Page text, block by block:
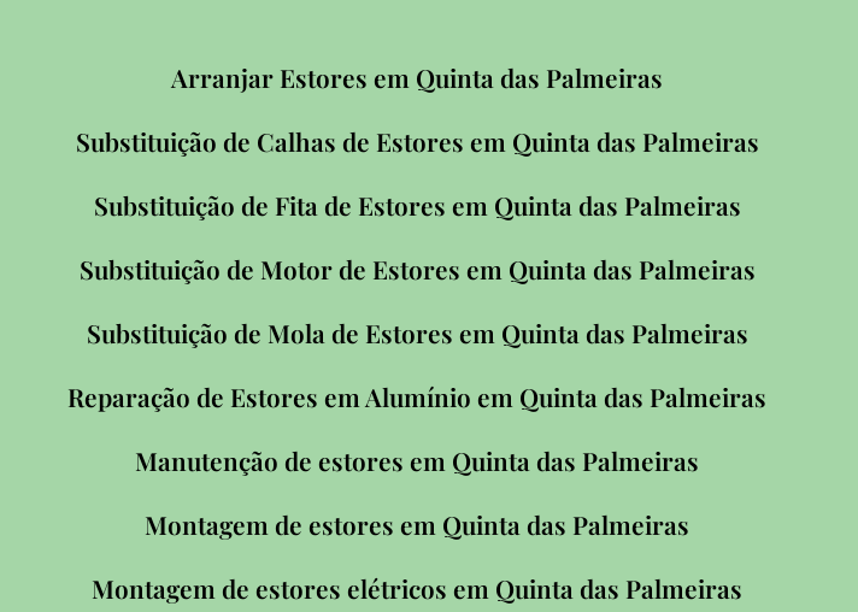
Arranjar Estores em Quinta das Palmeiras
Substituição de Calhas de Estores em Quinta das Palmeiras
Substituição de Fita de Estores em Quinta das Palmeiras
Substituição de Motor de Estores em Quinta das Palmeiras
Substituição de Mola de Estores em Quinta das Palmeiras
Reparação de Estores em Alumínio em Quinta das Palmeiras
Manutenção de estores em Quinta das Palmeiras
Montagem de estores em Quinta das Palmeiras
Montagem de estores elétricos em Quinta das Palmeiras